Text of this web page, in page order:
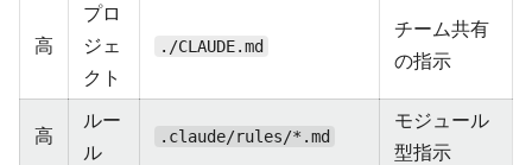
高
プロ
ジェ
クト
./CLAUDE.md
チーム共有
の指示
高
ルー
ル
.claude/rules/*.md
モジュール
型指示